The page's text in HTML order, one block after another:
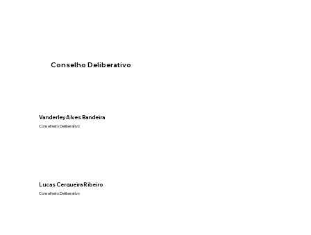
Conselho Deliberativo
Vanderley Alves Bandeira
Conselheiro Deliberativo
Lucas Cerqueira Ribeiro
Conselheiro Deliberativo